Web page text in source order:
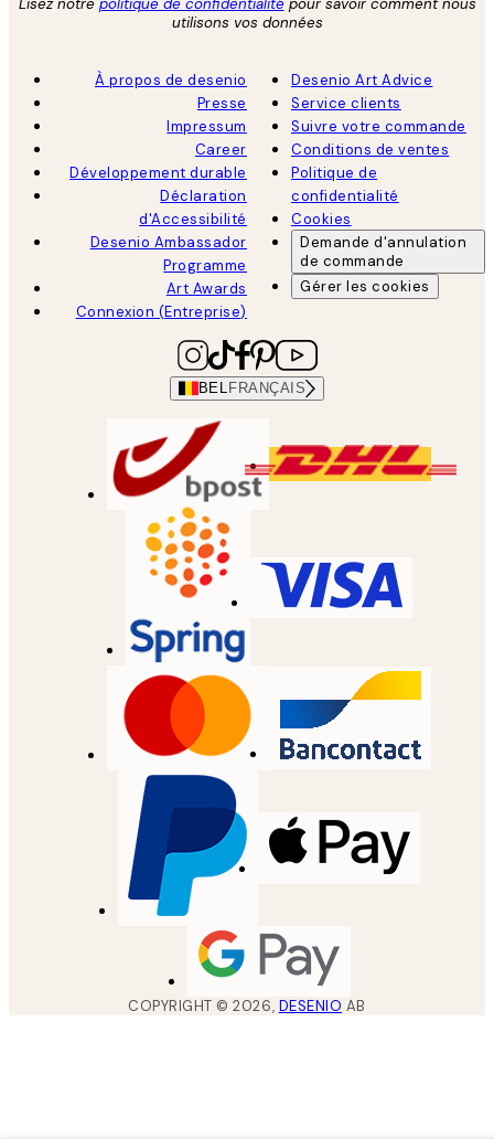
utilisons vos données
À propos de desenio
Presse
Impressum
Career
Développement durable
Déclaration
d'Accessibilité
Desenio Ambassador
Programme
Art Awards
Connexion (Entreprise)
Desenio Art Advice
Service clients
Suivre votre commande
Conditions de ventes
Politique de
confidentialité
Cookies
Demande d'annulation
de commande
Gérer les cookies
BEL FRANÇAIS
COPYRIGHT ©2026, DESENIO AB